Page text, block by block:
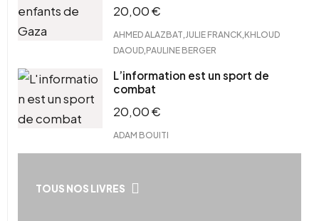
20,00€
AHMED ALAZBAT JULIE FRANCK KHLOUD
DAOUD PAULINE BERGER
L’information est un sport de
combat
20,00€
ADAM BOUITI
TOUS NOS LIVRES